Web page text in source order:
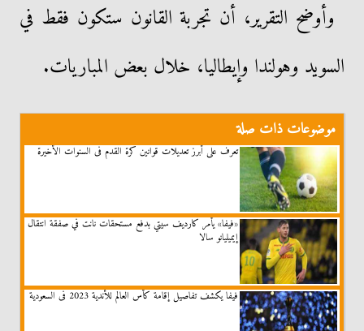
وأوضح التقرير، أن تجربة القانون ستكون فقط في
السويد وهولندا وإيطاليا، خلال بعض المباريات.
موضوعات ذات صلة
تعرف على أبرز تعديلات قوانين كرة القدم فى السنوات الأخيرة
«فيفا» يأمر كارديف سيتي بدفع مستحقات نانت في صفقة انتقال
إيميليانو سالا
فيفا يكشف تفاصيل إقامة كأس العالم للأندية 2023 فى السعودية